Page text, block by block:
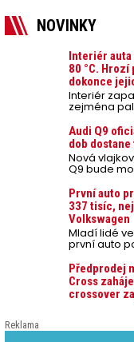
NOVINKY
Interiér auta
80 °C.
dokonce
Interiér
zejména
přímém
veder
teploty
odložené
urychlit
případech i
Audi Q9
dob
Nová
Q9 bude
týdne
také české
První auto
337 tisíc,
Volkswagen
Mladí lidé
první auto
úvěrového
to tak u 93,3
nové auto.
cena vozu
průměrná
posledních
Předprodej
Cross
crossover
Reklama